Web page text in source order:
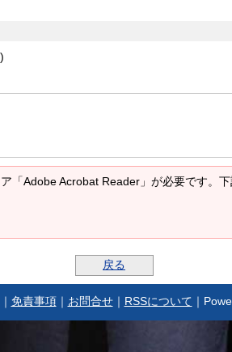
)
「Adobe Acrobat Reader」が必要です。
戻る
｜ 免責事項｜ お問合せ｜ RSSについて ｜